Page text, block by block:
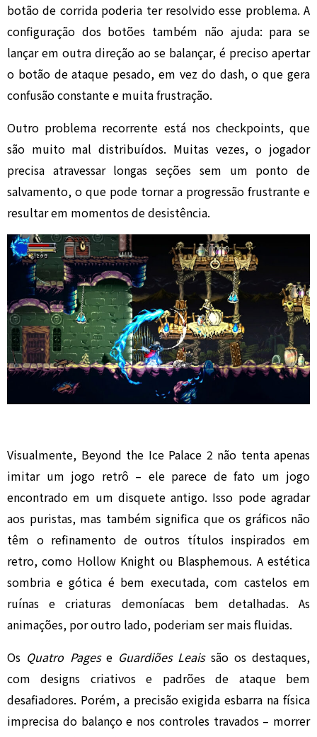
botão de corrida poderia ter resolvido esse problema. A
configuração dos botões também não ajuda: para se
lançar em outra direção ao se balançar, é preciso apertar
o botão de ataque pesado, em vez do dash, o que gera
confusão constante e muita frustração.
Outro problema recorrente está nos checkpoints, que
são muito mal distribuídos. Muitas vezes, o jogador
precisa atravessar longas seções sem um ponto de
salvamento, o que pode tornar a progressão frustrante e
resultar em momentos de desistência.
Visualmente, Beyond the Ice Palace 2 não tenta apenas
imitar um jogo retrô – ele parece de fato um jogo
encontrado em um disquete antigo. Isso pode agradar
aos puristas, mas também significa que os gráficos não
têm o refinamento de outros títulos inspirados em
retro, como Hollow Knight ou Blasphemous. A estética
sombria e gótica é bem executada, com castelos em
ruínas e criaturas demoníacas bem detalhadas. As
animações, por outro lado, poderiam ser mais fluidas.
Os Quatro Pagese Guardiões Leaissão os destaques,
com designs criativos e padrões de ataque bem
desafiadores. Porém, a precisão exigida esbarra na física
imprecisa do balanço e nos controles travados – morrer